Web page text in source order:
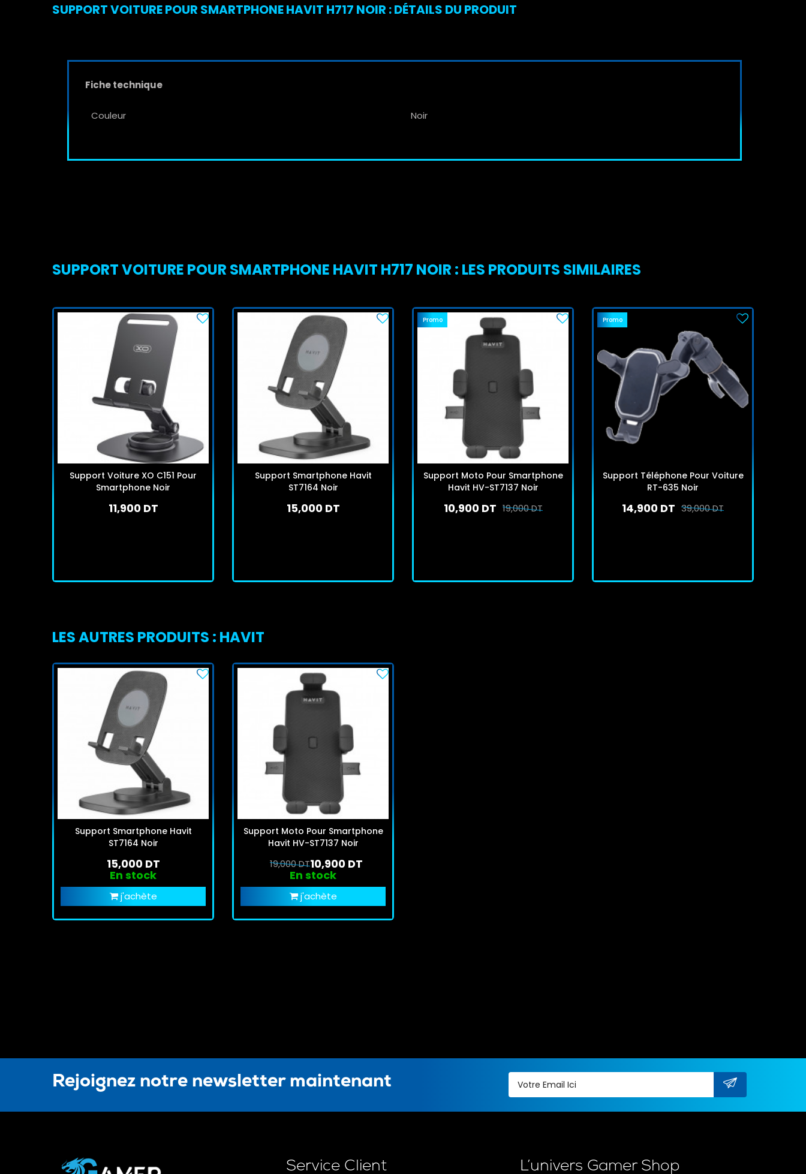
SUPPORT VOITURE POUR SMARTPHONE HAVIT H717 NOIR : DÉTAILS DU PRODUIT
Fiche technique
Couleur Noir
SUPPORT VOITURE POUR SMARTPHONE HAVIT H717 NOIR : LES PRODUITS SIMILAIRES
Support Voiture XO C151 Pour
Smartphone Noir
11,900 DT
Support Smartphone Havit
ST7164 Noir
15,000 DT
Promo
Support Moto Pour Smartphone
Havit HV-ST7137 Noir
19,000 DT
10,900 DT
Promo
Support Téléphone Pour Voiture
RT-635 Noir
39,000 DT
14,900 DT
LES AUTRES PRODUITS : HAVIT
Support Smartphone Havit
ST7164 Noir
15,000 DT
En stock
j'achète
Support Moto Pour Smartphone
Havit HV-ST7137 Noir
10,900 DT
19,000 DT
En stock
j'achète
Rejoignez notre newsletter maintenant
Service Client L’univers Gamer Shop